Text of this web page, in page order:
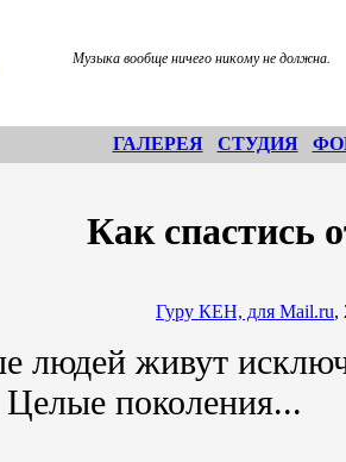
Музыка вообще ничего никому не должна.
ГАЛЕРЕЯ СТУДИЯ
Как спастись
Гуру КЕН, для Mail.ru,
людей живут
поколения...